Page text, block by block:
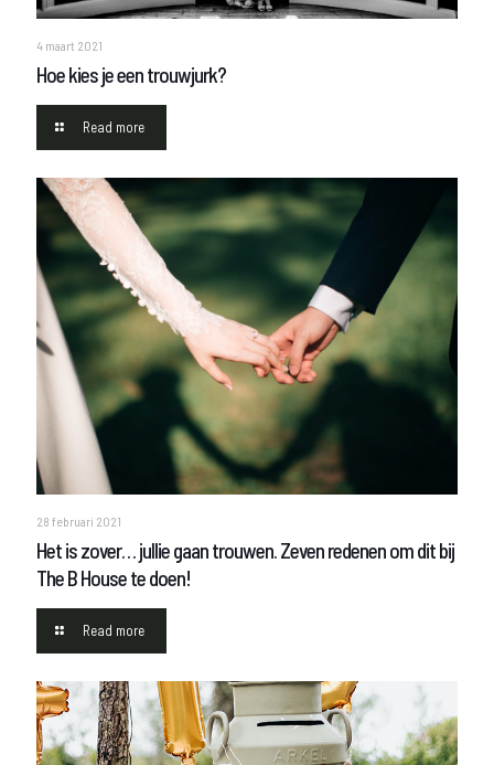
4 maart 2021
Hoe kies je een trouwjurk?
Read more
28 februari 2021
Het is zover… jullie gaan trouwen. Zeven redenen om dit bij
The B House te doen!
Read more